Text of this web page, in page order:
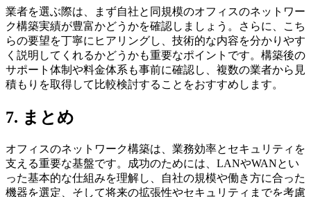
業者を選ぶ際は、まず自社と同規模のオフィスのネットワー
ク構築実績が豊富かどうかを確認しましょう。さらに、こち
らの要望を丁寧にヒアリングし、技術的な内容を分かりやす
く説明してくれるかどうかも重要なポイントです。構築後の
サポート体制や料金体系も事前に確認し、複数の業者から見
積もりを取得して比較検討することをおすすめします。
7. まとめ
オフィスのネットワーク構築は、業務効率とセキュリティを
支える重要な基盤です。成功のためには、LANやWANとい
った基本的な仕組みを理解し、自社の規模や働き方に合った
機器を選定、そして将来の拡張性やセキュリティまでを考慮